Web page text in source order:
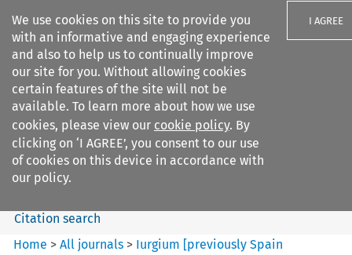
We use cookies on this site to provide you
with an informative and engaging experience
and also to help us to continually improve
our site for you. Without allowing cookies
certain features of the site will not be
available. To learn more about how we use
cookies, please view our cookie policy. By
clicking on ‘I AGREE’, you consent to our use
of cookies on this device in accordance with
our policy.
I AGREE
Search filters
Iurgium %5Bpreviously Spain
Arbitration ...
Search content
Citation search
Home >All journals > Iurgium [previously Spain